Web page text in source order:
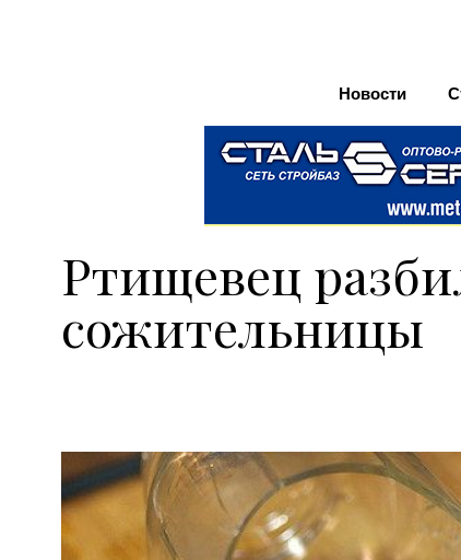
Новости
Ртищевец
сожительницы